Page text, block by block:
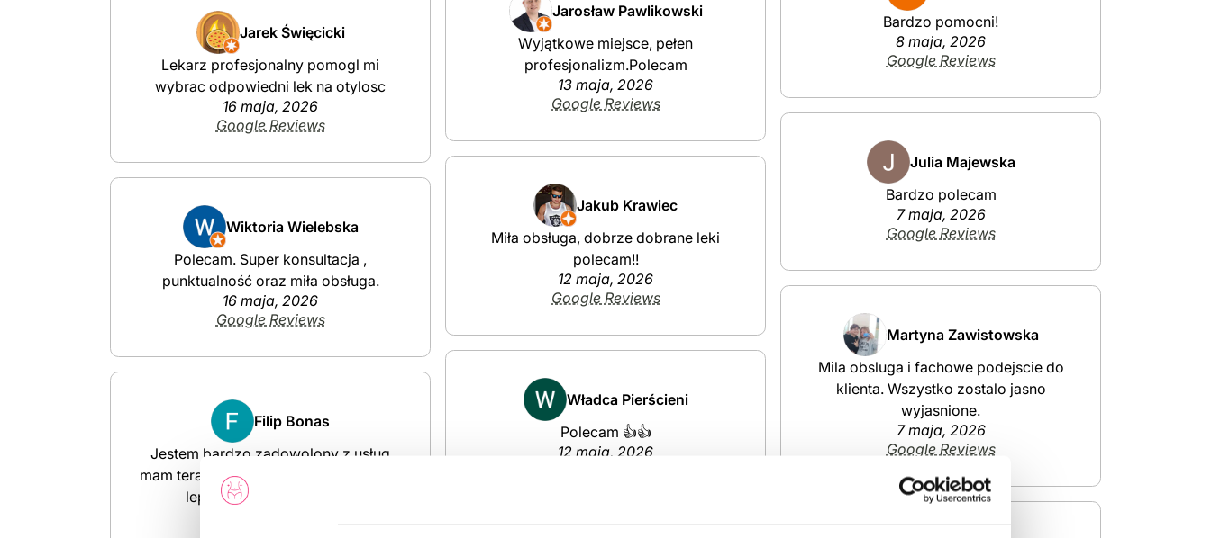
Jarek Święcicki
Lekarz profesjonalny pomogl mi
wybrac odpowiedni lek na otylosc
16 maja, 2026
Google Reviews
Wiktoria Wielebska
Polecam. Super konsultacja ,
punktualność oraz miła obsługa.
16 maja, 2026
Google Reviews
Filip Bonas
Jestem bardzo zadowolony z usług
mam teraz odpowiednią wagę i o wiele
lepiej mi się żyje dziękuję
Jarosław Pawlikowski
Wyjątkowe miejsce, pełen
profesjonalizm.Polecam
13 maja, 2026
Google Reviews
Jakub Krawiec
Miła obsługa, dobrze dobrane leki
polecam!!
12 maja, 2026
Google Reviews
Władca Pierścieni
Polecam 👍👍
12 maja, 2026
Bardzo pomocni!
8 maja, 2026
Google Reviews
Julia Majewska
Bardzo polecam
7 maja, 2026
Google Reviews
Martyna Zawistowska
Mila obsluga i fachowe podejscie do
klienta. Wszystko zostalo jasno
wyjasnione.
7 maja, 2026
Google Reviews